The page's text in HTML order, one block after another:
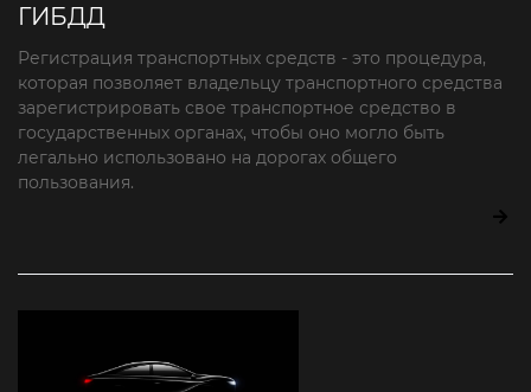
ГИБДД
Регистрация транспортных средств - это процедура,
которая позволяет владельцу транспортного средства
зарегистрировать свое транспортное средство в
государственных органах, чтобы оно могло быть
легально использовано на дорогах общего
пользования.